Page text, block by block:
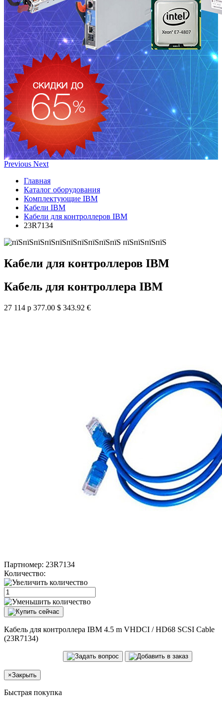
Previous Next
Главная
Каталог оборудования
Комплектующие IBM
Кабели IBM
Кабели для контроллеров IBM
23R7134
Кабели для контроллеров IBM
Кабель для контроллера IBM
27 114 р 377.00 $ 343.92 €
Партномер: 23R7134
Количество:
Кабель для контроллера IBM 4.5 m VHDCI / HD68 SCSI Cable
(23R7134)
×Закрыть
Быстрая покупка